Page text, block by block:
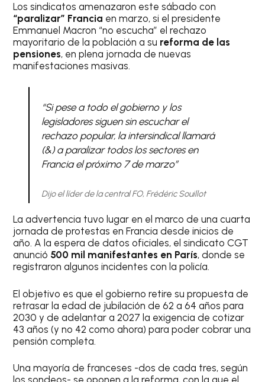
Los sindicatos amenazaron este sábado con
“paralizar” Francia en marzo, si el presidente
Emmanuel Macron “no escucha” el rechazo
mayoritario de la población a su reforma de las
pensiones, en plena jornada de nuevas
manifestaciones masivas.
“Si pese a todo el gobierno y los
legisladores siguen sin escuchar el
rechazo popular, la intersindical llamará
(&) a paralizar todos los sectores en
Francia el próximo 7 de marzo”
Dijo el líder de la central FO, Frédéric Souillot
La advertencia tuvo lugar en el marco de una cuarta
jornada de protestas en Francia desde inicios de
año. A la espera de datos oficiales, el sindicato CGT
anunció 500 mil manifestantes en París, donde se
registraron algunos incidentes con la policía.
El objetivo es que el gobierno retire su propuesta de
retrasar la edad de jubilación de 62 a 64 años para
2030 y de adelantar a 2027 la exigencia de cotizar
43 años (y no 42 como ahora) para poder cobrar una
pensión completa.
Una mayoría de franceses -dos de cada tres, según
los sondeos- se oponen a la reforma, con la que el